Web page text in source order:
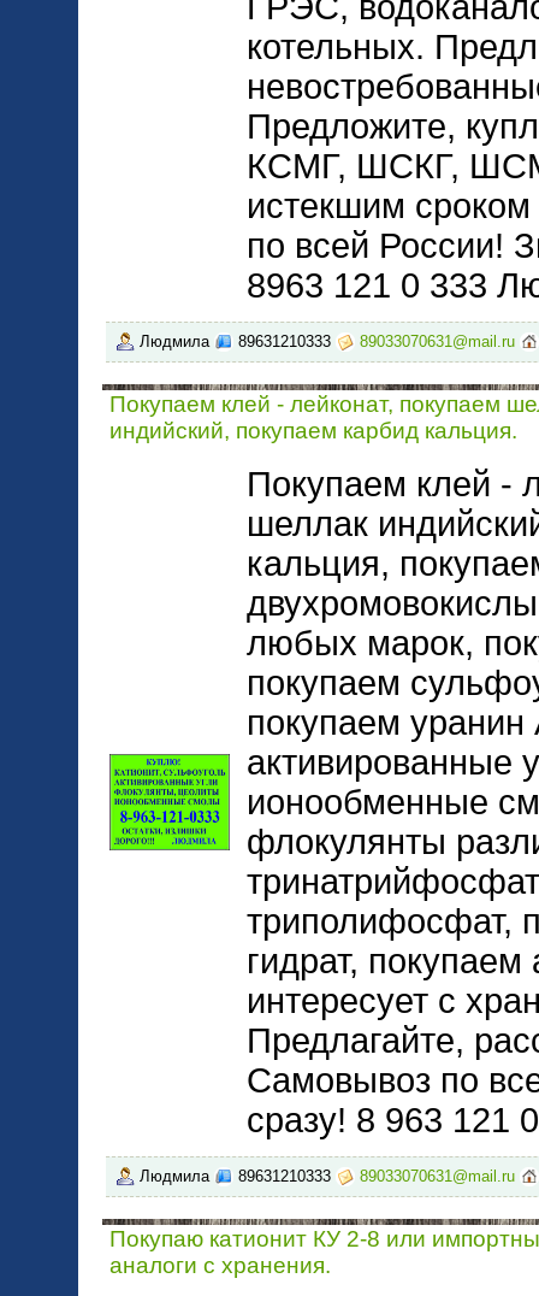
котельных.
Предложите,
КСМГ, ШСКГ,
истекшим
по всей России!
8963 121 0 333
Людмила 89631210333 89033070631@mail.ru
Покупаем клей - лейконат, покупаем
индийский, покупаем карбид кальция.
Покупаем клей -
шеллак
кальция,
любых марок,
покупаем
покупаем
активированные
ионообменные
флокулянты
триполифосфат,
гидрат,
интересует с
Предлагайте,
Самовывоз по
сразу! 8 963 121
Людмила 89631210333 89033070631@mail.ru
Покупаю катионит КУ 2-8 или
аналоги с хранения.